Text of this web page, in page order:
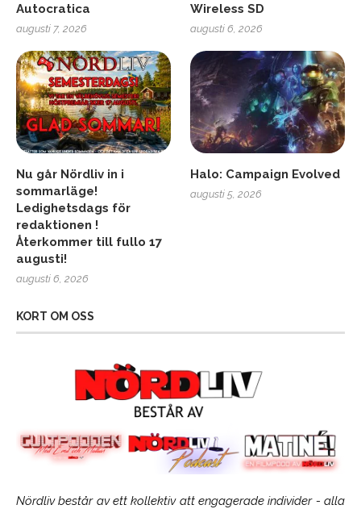
Autocratica
augusti 7, 2026
Wireless SD
augusti 6, 2026
Nu går Nördliv in i
sommarläge!
Ledighetsdags för
redaktionen !
Återkommer till fullo 17
augusti!
augusti 6, 2026
Halo: Campaign Evolved
augusti 5, 2026
KORT OM OSS
Nördliv består av ett kollektiv att engagerade individer - alla